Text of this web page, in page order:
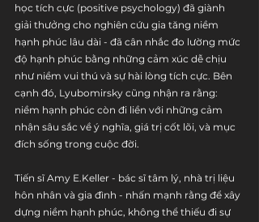
học tích cực (positive psychology) đã giành
giải thưởng cho nghiên cứu gia tăng niềm
hạnh phúc lâu dài - đã cân nhắc đo lường mức
độ hạnh phúc bằng những cảm xúc dễ chịu
như niềm vui thú và sự hài lòng tích cực. Bên
cạnh đó, Lyubomirsky cũng nhận ra rằng:
niềm hạnh phúc còn đi liền với những cảm
nhận sâu sắc về ý nghĩa, giá trị cốt lõi, và mục
đích sống trong cuộc đời.
Tiến sĩ Amy E.Keller - bác sĩ tâm lý, nhà trị liệu
hôn nhân và gia đình - nhấn mạnh rằng để xây
dựng niềm hạnh phúc, không thể thiếu đi sự